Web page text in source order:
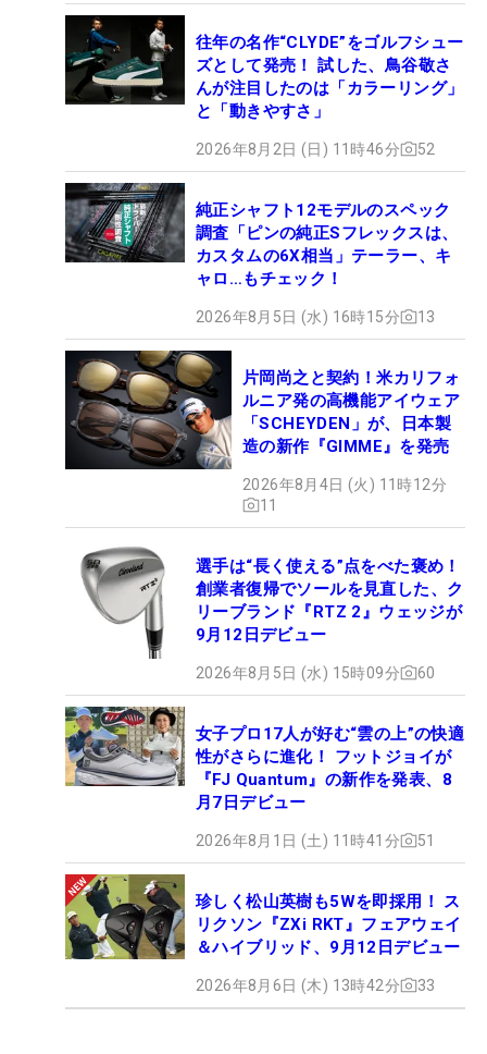
往年の名作“CLYDE”をゴルフシュー
ズとして発売！ 試した、鳥谷敬さ
んが注目したのは「カラーリング」
と「動きやすさ」
2026年8月2日 (日) 11時46分 52
純正シャフト12モデルのスペック
調査「ピンの純正Sフレックスは、
カスタムの6X相当」テーラー、キ
ャロ…もチェック！
2026年8月5日 (水) 16時15分 13
片岡尚之と契約！米カリフォ
ルニア発の高機能アイウェア
「SCHEYDEN」が、日本製
造の新作『GIMME』を発売
2026年8月4日 (火) 11時12分
11
選手は“長く使える”点をべた褒め！
創業者復帰でソールを見直した、ク
リーブランド『RTZ 2』ウェッジが
9月12日デビュー
2026年8月5日 (水) 15時09分 60
女子プロ17人が好む“雲の上”の快適
性がさらに進化！ フットジョイが
『FJ Quantum』の新作を発表、8
月7日デビュー
2026年8月1日 (土) 11時41分 51
珍しく松山英樹も5Wを即採用！ ス
リクソン『ZXi RKT』フェアウェイ
＆ハイブリッド、9月12日デビュー
2026年8月6日 (木) 13時42分 33